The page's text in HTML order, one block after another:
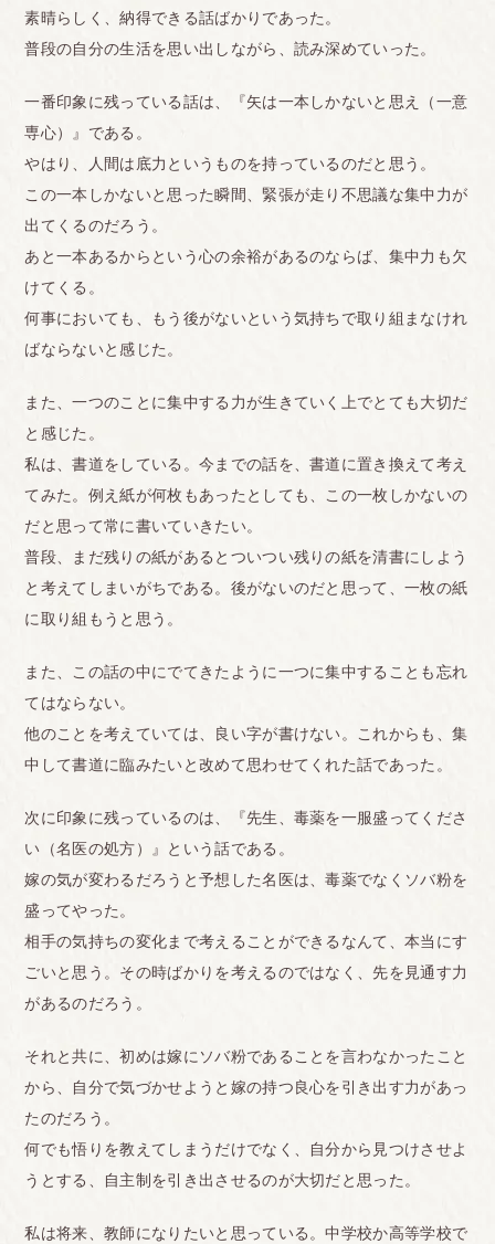
素晴らしく、納得できる話ばかりであった。
普段の自分の生活を思い出しながら、読み深めていった。
一番印象に残っている話は、『矢は一本しかないと思え（一意
専心）』である。
やはり、人間は底力というものを持っているのだと思う。
この一本しかないと思った瞬間、緊張が走り不思議な集中力が
出てくるのだろう。
あと一本あるからという心の余裕があるのならば、集中力も欠
けてくる。
何事においても、もう後がないという気持ちで取り組まなけれ
ばならないと感じた。
また、一つのことに集中する力が生きていく上でとても大切だ
と感じた。
私は、書道をしている。今までの話を、書道に置き換えて考え
てみた。例え紙が何枚もあったとしても、この一枚しかないの
だと思って常に書いていきたい。
普段、まだ残りの紙があるとついつい残りの紙を清書にしよう
と考えてしまいがちである。後がないのだと思って、一枚の紙
に取り組もうと思う。
また、この話の中にでてきたように一つに集中することも忘れ
てはならない。
他のことを考えていては、良い字が書けない。これからも、集
中して書道に臨みたいと改めて思わせてくれた話であった。
次に印象に残っているのは、『先生、毒薬を一服盛ってくださ
い（名医の処方）』という話である。
嫁の気が変わるだろうと予想した名医は、毒薬でなくソバ粉を
盛ってやった。
相手の気持ちの変化まで考えることができるなんて、本当にす
ごいと思う。その時ばかりを考えるのではなく、先を見通す力
があるのだろう。
それと共に、初めは嫁にソバ粉であることを言わなかったこと
から、自分で気づかせようと嫁の持つ良心を引き出す力があっ
たのだろう。
何でも悟りを教えてしまうだけでなく、自分から見つけさせよ
うとする、自主制を引き出させるのが大切だと思った。
私は将来、教師になりたいと思っている。中学校か高等学校で